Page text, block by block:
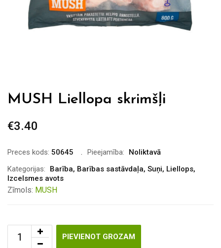
MUSH Liellopa skrimšļi
€3.40
Preces kods: 50645 Pieejamība:
Noliktavā
Kategorijas:
Barība, Barības sastāvdaļa, Suņi, Liellops,
Izcelsmes avots
Zīmols: MUSH
PIEVIENOT GROZAM